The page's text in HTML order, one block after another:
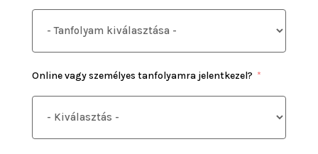
Online vagy személyes tanfolyamra jelentkezel?